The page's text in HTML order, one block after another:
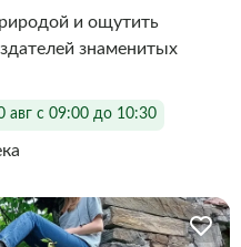
и ощутить
знаменитых
авг с 09:00 до 10:30